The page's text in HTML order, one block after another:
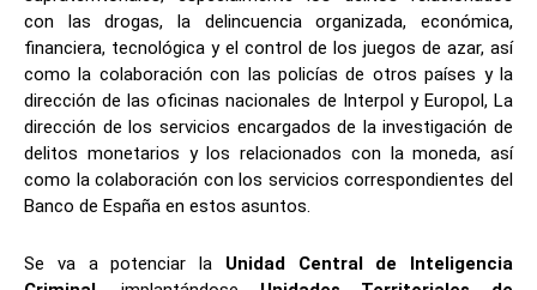
con las drogas, la delincuencia organizada, económica,
financiera, tecnológica y el control de los juegos de azar, así
como la colaboración con las policías de otros países y la
dirección de las oficinas nacionales de Interpol y Europol, La
dirección de los servicios encargados de la investigación de
delitos monetarios y los relacionados con la moneda, así
como la colaboración con los servicios correspondientes del
Banco de España en estos asuntos.
Se va a potenciar la Unidad Central de Inteligencia